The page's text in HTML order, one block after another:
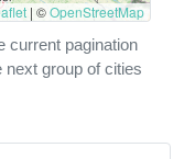
| ©OpenStreetMap
current pagination
next group of cities